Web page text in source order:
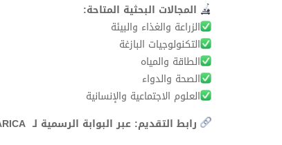
المجالات البحثية المتاحة:
الزراعة والغذاء والبيئة
التكنولوجيات البازغة
الطاقة والمياه
الصحة والدواء
العلوم الاجتماعية والإنسانية
رابط التقديم: عبر البوابة الرسمية لـ ARICA.